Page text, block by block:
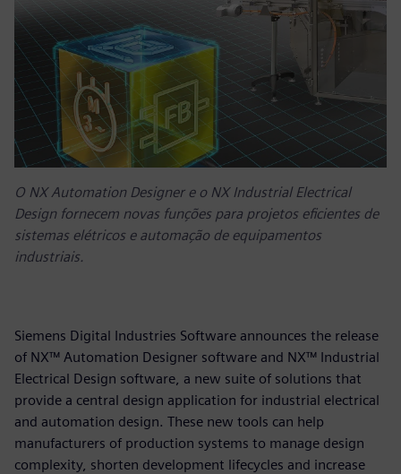
O NX Automation Designer e o NX Industrial Electrical
Design fornecem novas funções para projetos eficientes de
sistemas elétricos e automação de equipamentos
industriais.
Siemens Digital Industries Software announces the release
of NX™ Automation Designer software and NX™ Industrial
Electrical Design software, a new suite of solutions that
provide a central design application for industrial electrical
and automation design. These new tools can help
manufacturers of production systems to manage design
complexity, shorten development lifecycles and increase